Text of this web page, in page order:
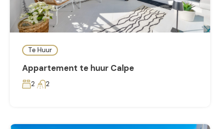
Te Huur
Appartement te huur Calpe
2 2